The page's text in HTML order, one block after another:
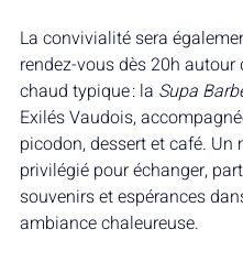
La convivialité sera
rendez-vous dès 20h autour
chaud typique : la Supa
Exilés Vaudois,
picodon, dessert et café. Un
privilégié pour échanger,
souvenirs et espérances
ambiance chaleureuse.